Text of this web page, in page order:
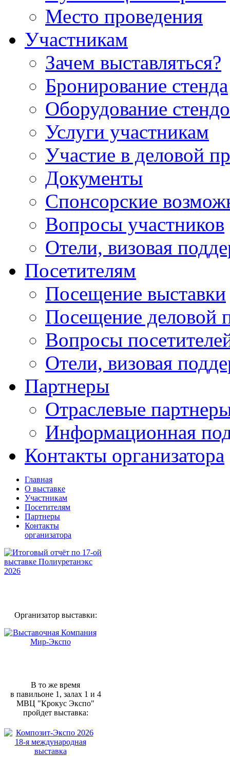
Место проведения
Участникам
Зачем выставляться?
Бронирование стенда
Оборудование
Услуги участникам
Участие в деловой
Документы
Спонсорские
Вопросы участников
Отели, визовая
Посетителям
Посещение выставки
Посещение деловой
Вопросы
Отели, визовая
Партнеры
Отраслевые
Информационная
Контакты организатора
Главная
О выставке
Участникам
Посетителям
Партнеры
Контакты
организатора
Организатор выставки:
В то же время
в павильоне 1, залах 1 и 4
МВЦ "Крокус Экспо"
пройдет выставка: